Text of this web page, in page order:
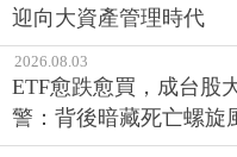
迎向大資產管理時代
2026.08.03
ETF愈跌愈買，成台股
警：背後暗藏死亡螺旋